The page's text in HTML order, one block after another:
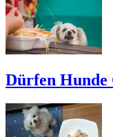
Dürfen Hunde